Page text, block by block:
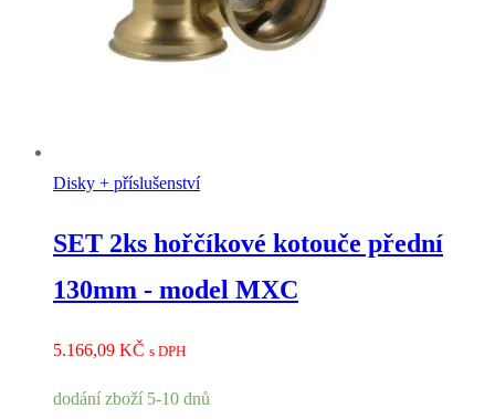
Disky + příslušenství
SET 2ks hořčíkové kotouče přední
130mm - model MXC
5.166,09 KČ s DPH
dodání zboží 5-10 dnů